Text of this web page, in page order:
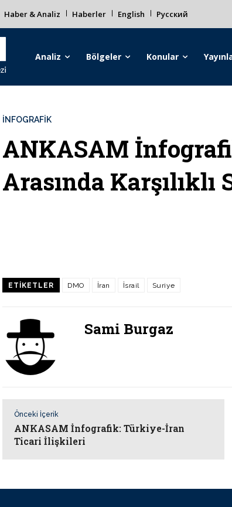
Haber & Analiz Haberler English Русский
Analiz Bölgeler Konular
İNFOGRAFIK
ANKASAM
Arasında
ETIKETLER DMO İran İsrail Suriye
Sami Burgaz
Önceki İçerik
ANKASAM İnfografik: Türkiye-İran
Ticari İlişkileri